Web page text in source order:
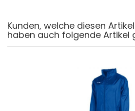
Kunden, welche diesen
haben auch folgende Artikel